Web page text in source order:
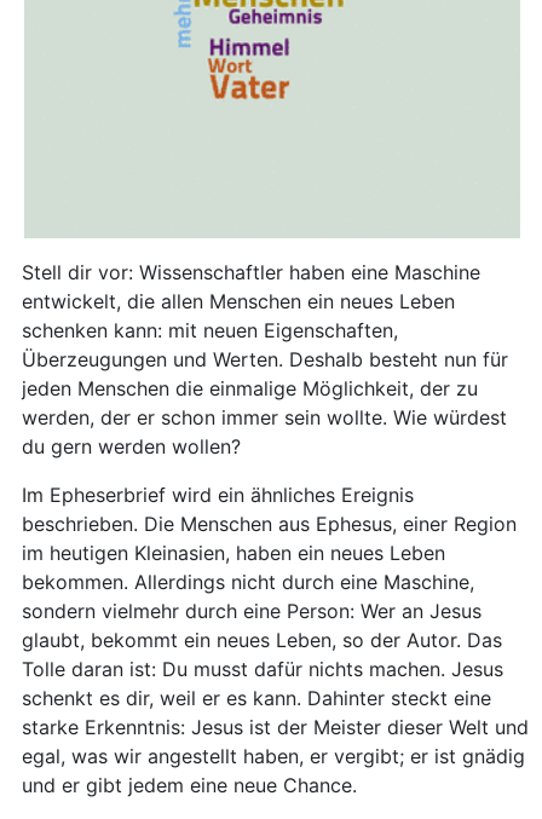
Stell dir vor: Wissenschaftler haben eine Maschine
entwickelt, die allen Menschen ein neues Leben
schenken kann: mit neuen Eigenschaften,
Überzeugungen und Werten. Deshalb besteht nun für
jeden Menschen die einmalige Möglichkeit, der zu
werden, der er schon immer sein wollte. Wie würdest
du gern werden wollen?
Im Epheserbrief wird ein ähnliches Ereignis
beschrieben. Die Menschen aus Ephesus, einer Region
im heutigen Kleinasien, haben ein neues Leben
bekommen. Allerdings nicht durch eine Maschine,
sondern vielmehr durch eine Person: Wer an Jesus
glaubt, bekommt ein neues Leben, so der Autor. Das
Tolle daran ist: Du musst dafür nichts machen. Jesus
schenkt es dir, weil er es kann. Dahinter steckt eine
starke Erkenntnis: Jesus ist der Meister dieser Welt und
egal, was wir angestellt haben, er vergibt; er ist gnädig
und er gibt jedem eine neue Chance.